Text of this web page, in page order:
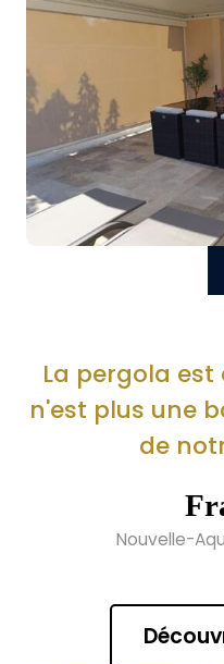
La pergola
n'est plus une
de
Nouvelle-